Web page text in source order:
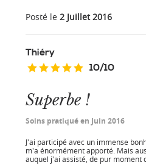
Posté le 2 Juillet 2016
Thiéry
10/10
Superbe !
Soins pratiqué en Juin 2016
J'ai participé avec un immense
m'a énormément apporté. Mais
auquel j'ai assisté, de pur moment